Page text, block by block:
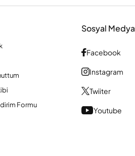
Formu
Sosyal Medya
Facebook
Instagram
Twiiter
Youtube